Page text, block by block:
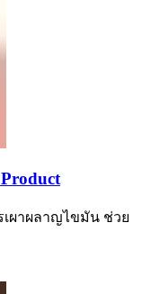
ผาผลาญไขมัน ช่วย